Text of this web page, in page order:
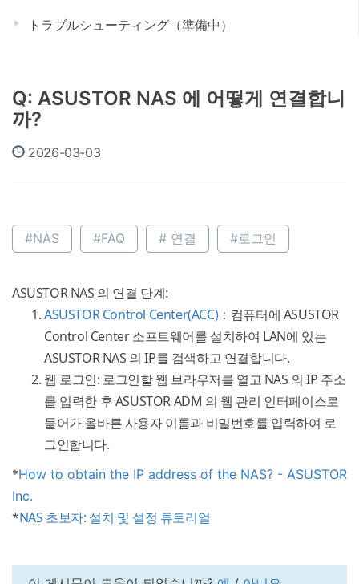
トラブルシューティング（準備中）
Q: ASUSTOR NAS 에 어떻게 연결합니
까?
2026-03-03
#NAS #FAQ # 연결 #로그인
ASUSTOR NAS 의 연결 단계:
ASUSTOR Control Center(ACC)：컴퓨터에 ASUSTOR
Control Center 소프트웨어를 설치하여 LAN에 있는
ASUSTOR NAS 의 IP를 검색하고 연결합니다.
웹 로그인: 로그인할 웹 브라우저를 열고 NAS 의 IP 주소
를 입력한 후 ASUSTOR ADM 의 웹 관리 인터페이스로
들어가 올바른 사용자 이름과 비밀번호를 입력하여 로
그인합니다.
*How to obtain the IP address of the NAS? - ASUSTOR
Inc.
*NAS 초보자: 설치 및 설정 튜토리얼